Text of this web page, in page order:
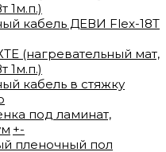
1м.п.)
кабель ДЕВИ Flex-18T
(нагревательный мат,
1м.п.)
кабель в стяжку
под ламинат,
+-
пленочный пол